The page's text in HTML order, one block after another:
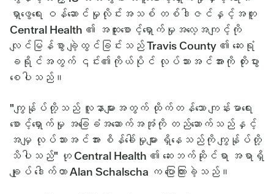
ရှာဖွေရေး ဝန်ဆောင်မှုလိုင်းအသစ် တစ်ဒါဇင်နှင့်အတူ
Central Health ၏ အထူးစောင့်ရှောက်မှုအလေ့အကျင့်ကို
လျင်မြန်စွာ ချဲ့ထွင်ခြင်းသည် Travis County ၏ ဆေးရုံ
ခရိုင်အတွက် ၎င်း၏ကိုယ်ပိုင် လုပ်သားအင်အားကို တိုးပွား
စေပါသည်။
"ကျွန်ုပ်တို့သည် လူနာများအတွက် ထိုက်တန်သော ကျန်းမာရေး
စောင့်ရှောက်မှု အခြေခံအဆောက်အအုံကို တည်ဆောက်သည်နှင့်
အမျှ လုပ်သားအင်အား စိန်ခေါ်မှုများ ရှိနေသည်ကို ကျွန်ုပ်တို့
သိပါသည်" ဟု Central Health ၏ ဆေးဘက်ဆိုင်ရာ အရာရှိ
ချုပ် ဒေါက်တာ Alan Schalscha က ပြောကြားခဲ့သည်။